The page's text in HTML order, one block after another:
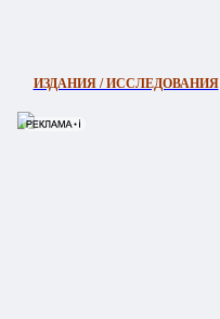
ИЗДАНИЯ / ИССЛЕДОВАНИЯ